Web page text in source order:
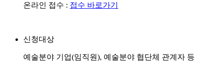
온라인 접수 : 접수 바로가기
신청대상
예술분야 기업(임직원), 예술분야 협단체 관계자 등